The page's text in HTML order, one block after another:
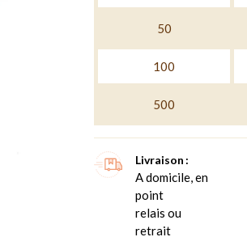
50
100
500
Livraison
A domicile, en
point
relais ou
retrait